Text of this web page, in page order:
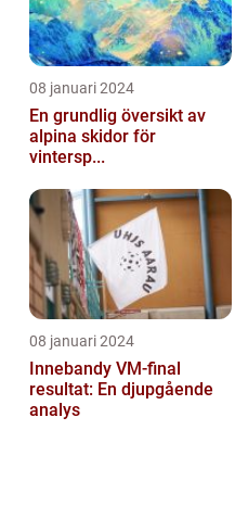
08 januari 2024
En grundlig översikt av
alpina skidor för
vintersp...
08 januari 2024
Innebandy VM-final
resultat: En djupgående
analys